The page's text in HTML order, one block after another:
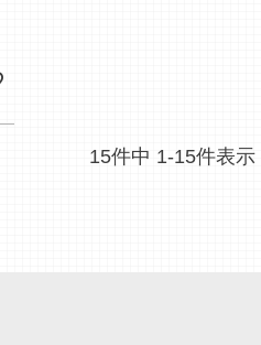
15件中 1-15件表示